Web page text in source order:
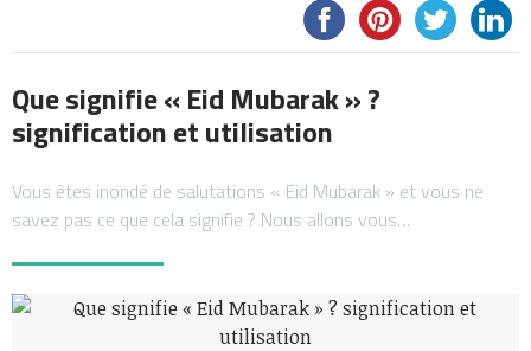
Que signifie « Eid Mubarak » ?
signification et utilisation
Vous êtes inondé de salutations « Eid Mubarak » et vous ne
savez pas ce que cela signifie ? Nous allons vous…